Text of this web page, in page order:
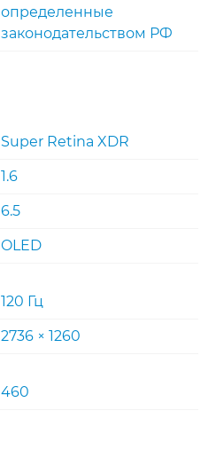
определенные
законодательством РФ
Super Retina XDR
1.6
6.5
OLED
120 Гц
2736 × 1260
460